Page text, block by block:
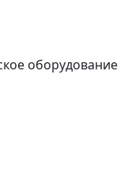
оборудование